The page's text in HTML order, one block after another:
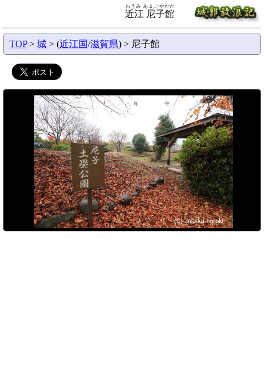
近江 尼子館
おうみ あまごやかた
TOP> 城 > (近江国/滋賀県) > 尼子館